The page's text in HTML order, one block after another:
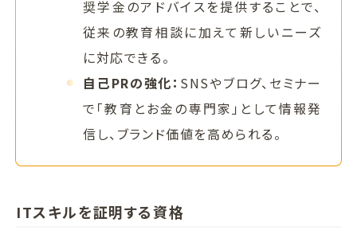
奨学金のアドバイスを提供することで、
従来の教育相談に加えて新しいニーズ
に対応できる。
自己PRの強化： SNSやブログ、セミナー
で「教育とお金の専門家」として情報発
信し、ブランド価値を高められる。
ITスキルを証明する資格